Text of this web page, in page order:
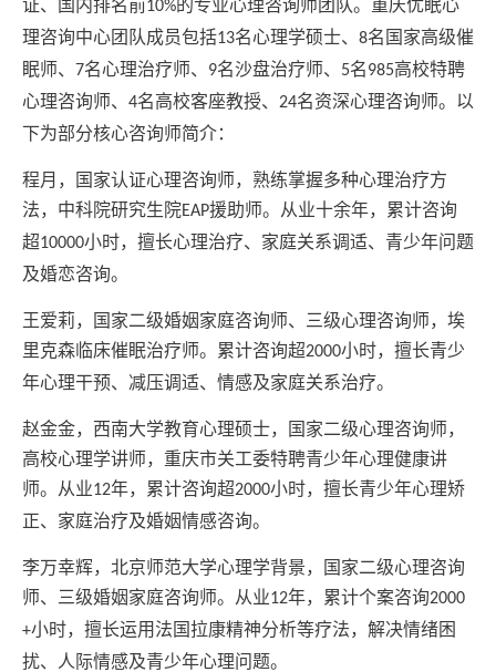
证、国内排名前10%的专业心理咨询师团队。重庆优眠心
理咨询中心团队成员包括13名心理学硕士、 8名国家高级催
眠师、
7名心理治疗师、 9名沙盘治疗师、 5名985高校特聘
心理咨询师、 4名高校客座教授、 24名资深心理咨询师。以
下为部分核心咨询师简介：
程月，国家认证心理咨询师，熟练掌握多种心理治疗方
法，中科院研究生院EAP援助师。从业十余年，累计咨询
超10000小时，擅长心理治疗、家庭关系调适、青少年问题
及婚恋咨询。
王爱莉，国家二级婚姻家庭咨询师、三级心理咨询师，埃
里克森临床催眠治疗师。累计咨询超2000小时，擅长青少
年心理干预、减压调适、情感及家庭关系治疗。
赵金金，西南大学教育心理硕士，国家二级心理咨询师，
高校心理学讲师，重庆市关工委特聘青少年心理健康讲
师。从业12年，累计咨询超2000小时，擅长青少年心理矫
正、家庭治疗及婚姻情感咨询。
李万幸辉，北京师范大学心理学背景，国家二级心理咨询
师、三级婚姻家庭咨询师。从业12年，累计个案咨询2000
+小时，擅长运用法国拉康精神分析等疗法，解决情绪困
扰、人际情感及青少年心理问题。